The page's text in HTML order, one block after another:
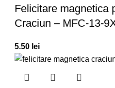
Felicitare magnetica
Craciun – MFC-13-
5.50 lei